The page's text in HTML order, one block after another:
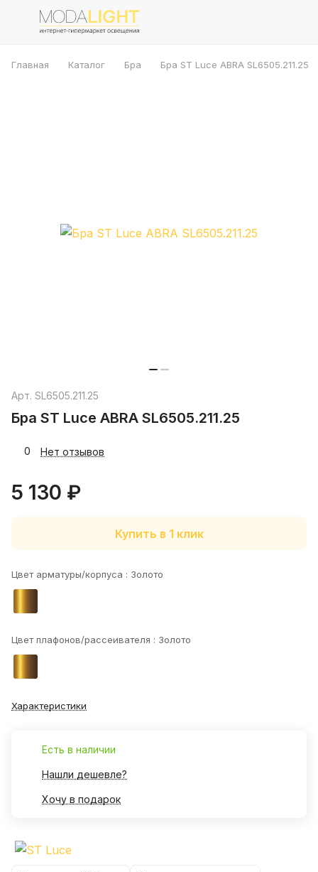
Главная Каталог Бра Бра ST Luce ABRA SL6505.211.25
Арт. SL6505.211.25
Бра ST Luce ABRA SL6505.211.25
0 Нет отзывов
5 130 ₽
Купить в 1 клик
Цвет арматуры/корпуса : Золото
Цвет плафонов/рассеивателя : Золото
Характеристики
Есть в наличии
Нашли дешевле?
Хочу в подарок